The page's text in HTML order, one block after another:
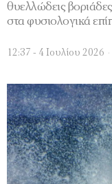
θυελλώδεις
στα φυσιολογικά
12:37 - 4 Ιουλίου 2026